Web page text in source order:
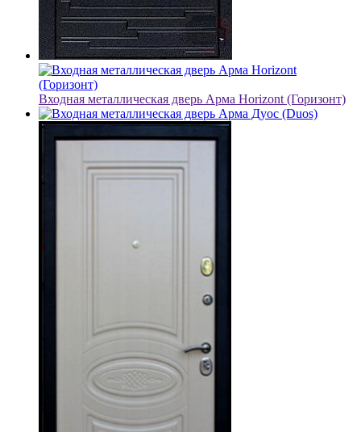
Входная металлическая дверь Арма Horizont (Горизонт)